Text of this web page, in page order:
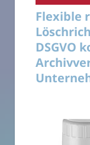
Flexible
DSGVO